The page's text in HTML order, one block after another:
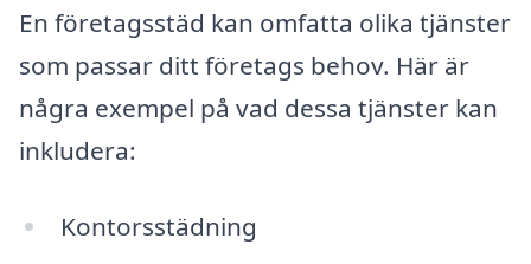
En företagsstäd kan omfatta olika tjänster
som passar ditt företags behov. Här är
några exempel på vad dessa tjänster kan
inkludera:
Kontorsstädning